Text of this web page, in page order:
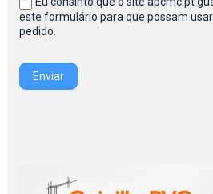
este formulário para que possam
pedido.
Enviar